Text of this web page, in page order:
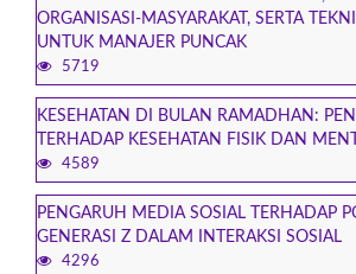
ORGANISASI-MASYARAKAT, SERTA
UNTUK MANAJER PUNCAK
5719
KESEHATAN DI BULAN RAMADHAN:
TERHADAP KESEHATAN FISIK DAN
4589
PENGARUH MEDIA SOSIAL TERHADAP
GENERASI Z DALAM INTERAKSI SOSIAL
4296